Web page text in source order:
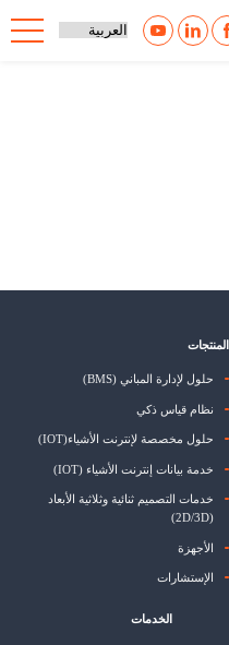
المنتجات
حلول لإدارة المباني (BMS)
نظام قياس ذكي
حلول مخصصة لإنترنت الأشياء(IOT)
خدمة بيانات إنترنت الأشياء (IOT)
خدمات التصميم ثنائية وثلاثية الأبعاد
(2D/3D)
الأجهزة
الإستشارات
الخدمات